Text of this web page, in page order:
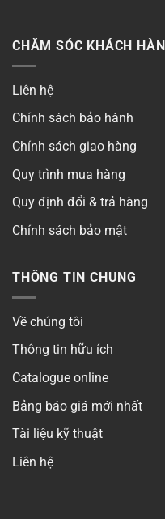
CHĂM SÓC KHÁCH
Liên hệ
Chính sách bảo hành
Chính sách giao hàng
Quy trình mua hàng
Quy định đổi & trả hàng
Chính sách bảo mật
THÔNG TIN CHUNG
Về chúng tôi
Thông tin hữu ích
Catalogue online
Bảng báo giá mới nhất
Tài liệu kỹ thuật
Liên hệ